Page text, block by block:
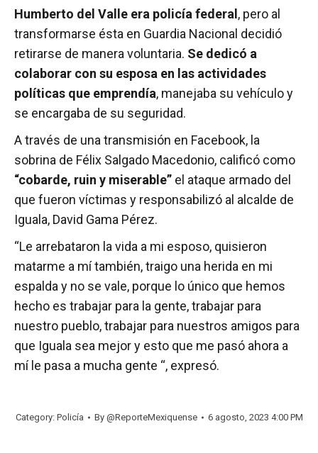
Humberto del Valle era policía federal , pero al
transformarse ésta en Guardia Nacional decidió
retirarse de manera voluntaria. Se dedicó a
colaborar con su esposa en las actividades
políticas que emprendía, manejaba su vehículo y
se encargaba de su seguridad.
A través de una transmisión en Facebook, la
sobrina de Félix Salgado Macedonio, calificó como
“cobarde, ruin y miserable” el ataque armado del
que fueron víctimas y responsabilizó al alcalde de
Iguala, David Gama Pérez.
“Le arrebataron la vida a mi esposo, quisieron
matarme a mí también, traigo una herida en mi
espalda y no se vale, porque lo único que hemos
hecho es trabajar para la gente, trabajar para
nuestro pueblo, trabajar para nuestros amigos para
que Iguala sea mejor y esto que me pasó ahora a
mí le pasa a mucha gente “, expresó.
Category: Policía By @ReporteMexiquense 6 agosto, 2023 4:00 PM